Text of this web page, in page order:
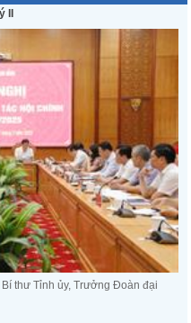
thư Tỉnh ủy, Trưởng Đoàn đại